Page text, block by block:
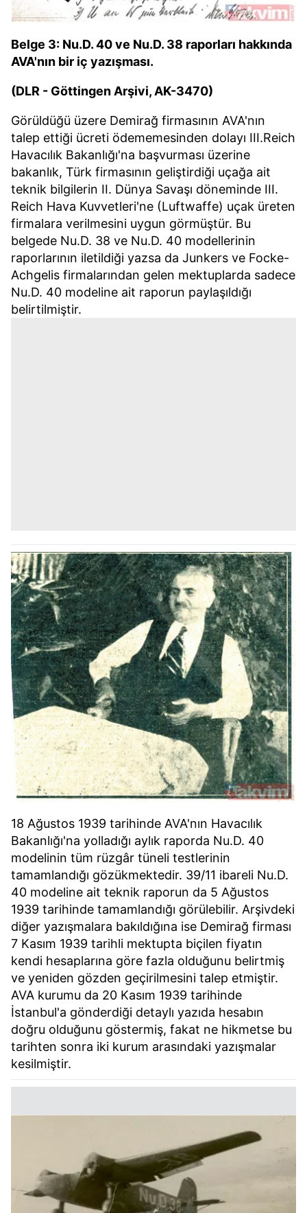
Belge 3: Nu.D. 40 ve Nu.D. 38 raporları hakkında
AVA'nın bir iç yazışması.
(DLR - Göttingen Arşivi, AK-3470)
Görüldüğü üzere Demirağ firmasının AVA'nın
talep ettiği ücreti ödememesinden dolayı III.Reich
Havacılık Bakanlığı'na başvurması üzerine
bakanlık, Türk firmasının geliştirdiği uçağa ait
teknik bilgilerin II. Dünya Savaşı döneminde III.
Reich Hava Kuvvetleri'ne (Luftwaffe) uçak üreten
firmalara verilmesini uygun görmüştür. Bu
belgede Nu.D. 38 ve Nu.D. 40 modellerinin
raporlarının iletildiği yazsa da Junkers ve Focke-
Achgelis firmalarından gelen mektuplarda sadece
Nu.D. 40 modeline ait raporun paylaşıldığı
belirtilmiştir.
18 Ağustos 1939 tarihinde AVA'nın Havacılık
Bakanlığı'na yolladığı aylık raporda Nu.D. 40
modelinin tüm rüzgâr tüneli testlerinin
tamamlandığı gözükmektedir. 39/11 ibareli Nu.D.
40 modeline ait teknik raporun da 5 Ağustos
1939 tarihinde tamamlandığı görülebilir. Arşivdeki
diğer yazışmalara bakıldığına ise Demirağ firması
7 Kasım 1939 tarihli mektupta biçilen fiyatın
kendi hesaplarına göre fazla olduğunu belirtmiş
ve yeniden gözden geçirilmesini talep etmiştir.
AVA kurumu da 20 Kasım 1939 tarihinde
İstanbul'a gönderdiği detaylı yazıda hesabın
doğru olduğunu göstermiş, fakat ne hikmetse bu
tarihten sonra iki kurum arasındaki yazışmalar
kesilmiştir.